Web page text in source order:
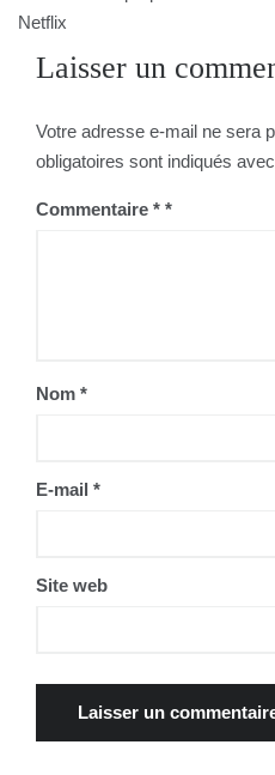
l’article
Netflix
Laisser un
Votre adresse e-mail ne sera
obligatoires sont indiqués avec
Commentaire *
Nom *
E-mail *
Site web